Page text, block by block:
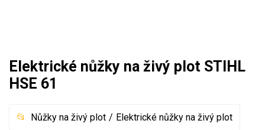
Křovinořezy a vyžínače
Aku křovinořezy a vyžínače
Elektrické nůžky na živý plot STIHL
HSE 61
Nůžky na živý plot Elektrické nůžky na živý plot